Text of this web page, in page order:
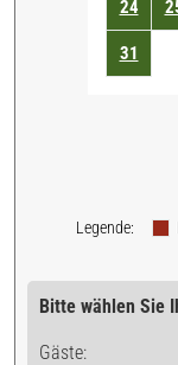
24
31
Legende:
Bitte wählen Sie
Gäste: